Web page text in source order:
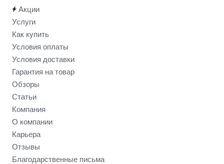
Акции
Услуги
Как купить
Условия оплаты
Условия доставки
Гарантия на товар
Обзоры
Статьи
Компания
О компании
Карьера
Отзывы
Благодарственные письма